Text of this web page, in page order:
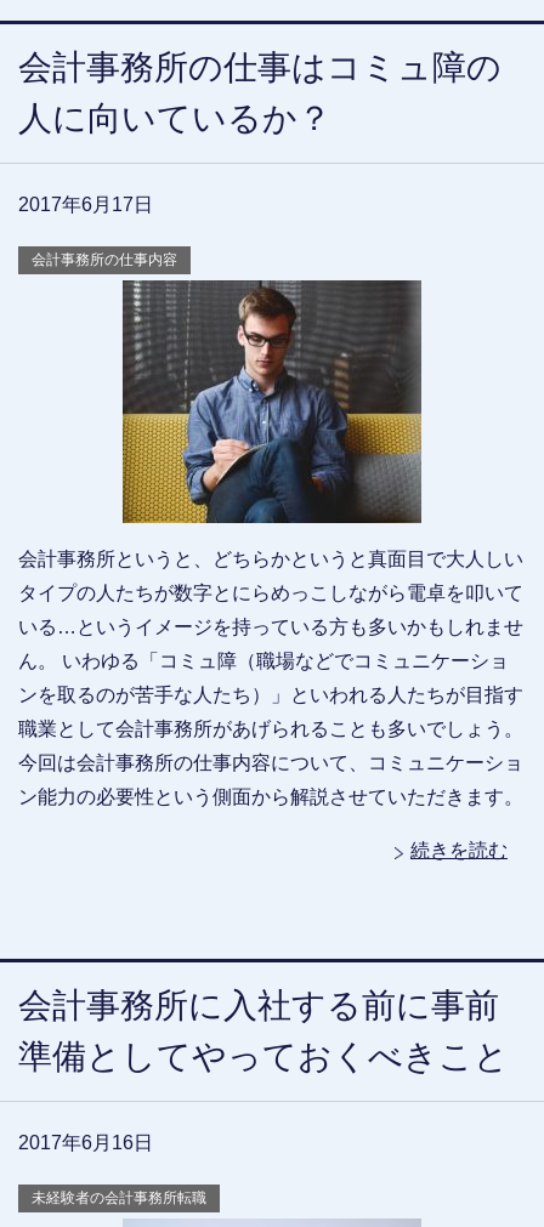
会計事務所の仕事はコミュ障の
人に向いているか？
2017年6月17日
会計事務所の仕事内容
会計事務所というと、どちらかというと真面目で大人しい
タイプの人たちが数字とにらめっこしながら電卓を叩いて
いる…というイメージを持っている方も多いかもしれませ
ん。 いわゆる「コミュ障（職場などでコミュニケーショ
ンを取るのが苦手な人たち）」といわれる人たちが目指す
職業として会計事務所があげられることも多いでしょう。
今回は会計事務所の仕事内容について、コミュニケーショ
ン能力の必要性という側面から解説させていただきます。
続きを読む
会計事務所に入社する前に事前
準備としてやっておくべきこと
2017年6月16日
未経験者の会計事務所転職